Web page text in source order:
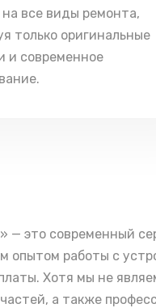
все виды ремонта,
только оригинальные
и современное
— это современный
опытом работы с
Хотя мы не
а также